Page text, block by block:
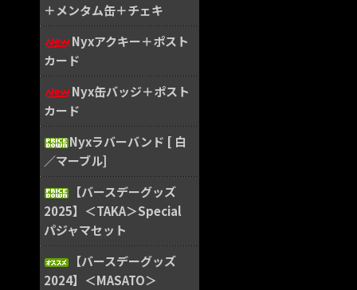
＋メンタム缶＋チェキ
Nyxアクキー＋ポスト
カード
Nyx缶バッジ＋ポスト
カード
Nyxラバーバンド [ 白
／マーブル]
【バースデーグッズ
2025】＜TAKA＞Special
パジャマセット
【バースデーグッズ
2024】＜MASATO＞